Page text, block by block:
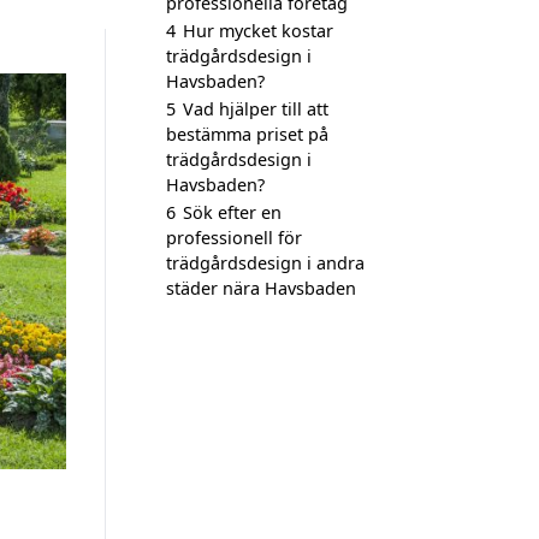
4 Hur mycket kostar
trädgårdsdesign i
Havsbaden?
5 Vad hjälper till att
bestämma priset på
trädgårdsdesign i
Havsbaden?
6 Sök efter en
professionell för
trädgårdsdesign i andra
städer nära Havsbaden